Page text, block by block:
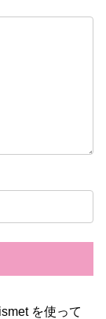
を使って